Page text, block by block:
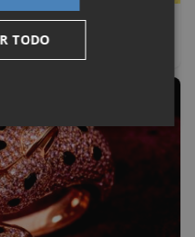
abren ¿está el tuyo?
TODO